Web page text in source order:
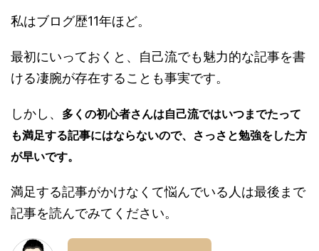
私はブログ歴11年ほど。
最初にいっておくと、自己流でも魅力的な記事を書
ける凄腕が存在することも事実です。
しかし、 多くの初心者さんは自己流ではいつまでたって
も満足する記事にはならないので、さっさと勉強をした方
が早いです。
満足する記事がかけなくて悩んでいる人は最後まで
記事を読んでみてください。